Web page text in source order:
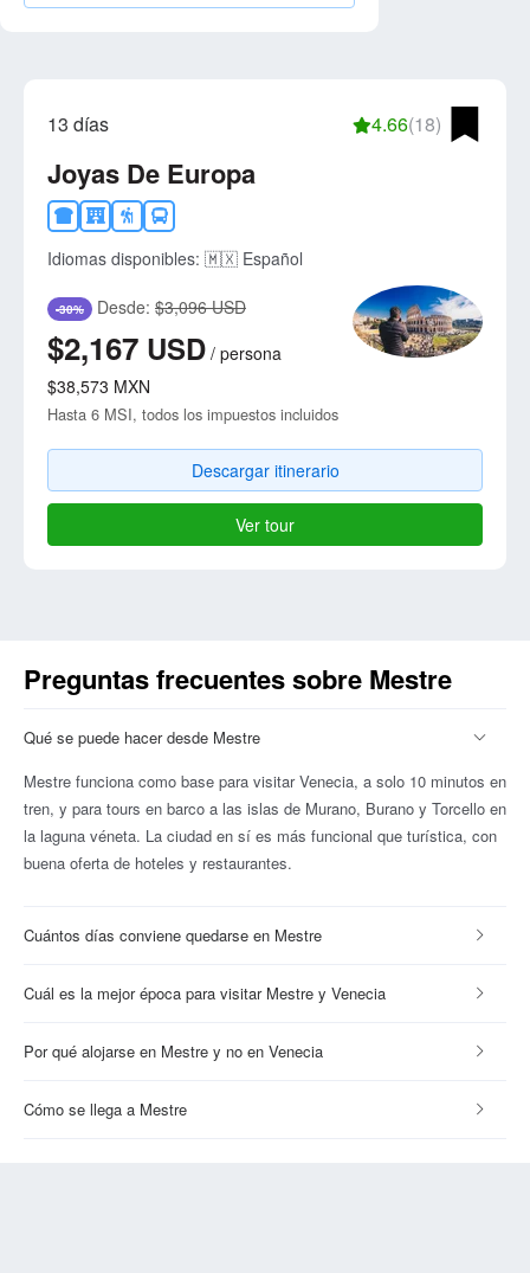
13 días 4.66(18)
Joyas De Europa
Idiomas disponibles: 🇲🇽 Español
-30% Desde: $3,096 USD
$2,167 USD / persona
$38,573 MXN
Hasta 6 MSI, todos los impuestos incluidos
Descargar itinerario
Ver tour
Preguntas frecuentes sobre Mestre
Qué se puede hacer desde Mestre
Mestre funciona como base para visitar Venecia, a solo 10 minutos en
tren, y para tours en barco a las islas de Murano, Burano y Torcello en
la laguna véneta. La ciudad en sí es más funcional que turística, con
buena oferta de hoteles y restaurantes.
Cuántos días conviene quedarse en Mestre
Cuál es la mejor época para visitar Mestre y Venecia
Por qué alojarse en Mestre y no en Venecia
Cómo se llega a Mestre